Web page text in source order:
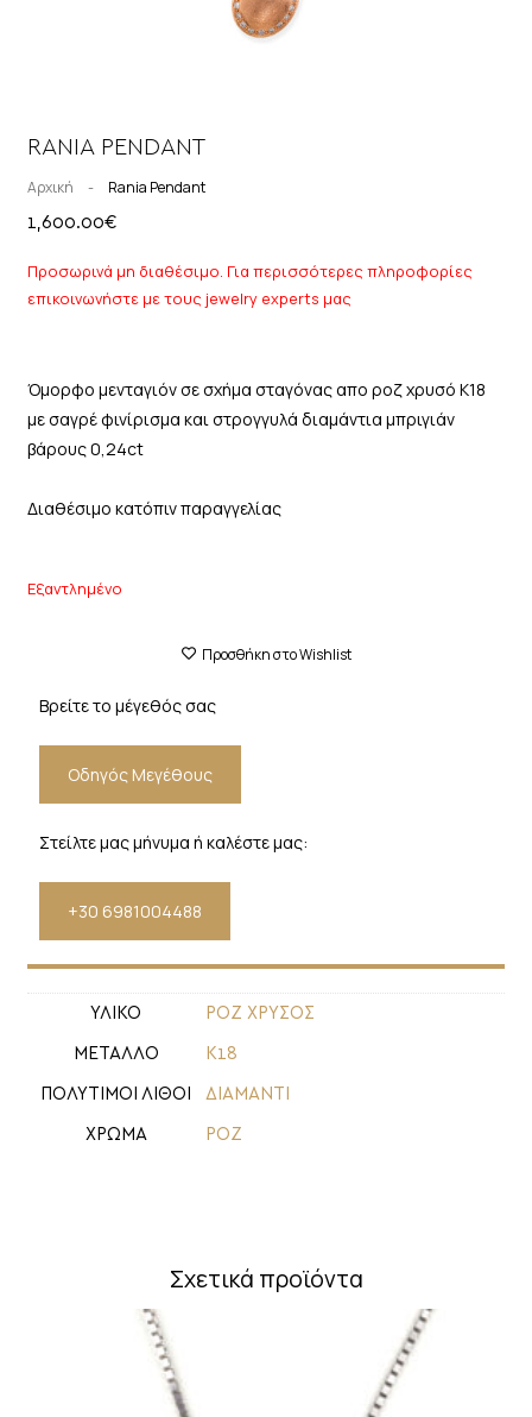
RANIA PENDANT
Αρχική - Rania Pendant
1,600.00€
Προσωρινά μη διαθέσιμο. Για περισσότερες πληροφορίες
επικοινωνήστε με τους jewelry experts μας
Όμορφο μενταγιόν σε σχήμα σταγόνας απο ροζ χρυσό Κ18
με σαγρέ φινίρισμα και στρογγυλά διαμάντια μπριγιάν
βάρους 0,24ct
Διαθέσιμο κατόπιν παραγγελίας
Εξαντλημένο
Προσθήκη στο Wishlist
Βρείτε το μέγεθός σας
Οδηγός Μεγέθους
Στείλτε μας μήνυμα ή καλέστε μας:
+30 6981004488
ΥΛΙΚΟ ΡΟΖ ΧΡΥΣΟΣ
ΜΕΤΑΛΛΟ Κ18
ΠΟΛΥΤΙΜΟΙ ΛΙΘΟΙ ΔΙΑΜΑΝΤΙ
ΧΡΩΜΑ ΡΟΖ
Σχετικά προϊόντα